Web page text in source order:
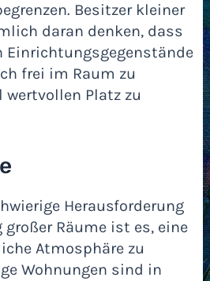
Besitzer kleiner
daran denken, dass
Einrichtungsgegenstände
frei im Raum zu
wertvollen Platz zu
Herausforderung
Räume ist es, eine
Atmosphäre zu
Wohnungen sind in